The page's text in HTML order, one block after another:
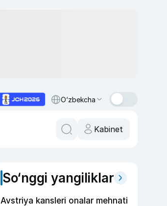
O‘zbekcha
Kabinet
So‘nggi yangiliklar
Avstriya kansleri onalar mehnati